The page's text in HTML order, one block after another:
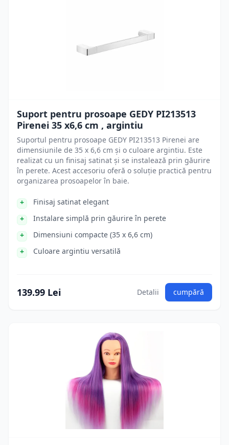
Suport pentru prosoape GEDY PI213513
Pirenei 35 x6,6 cm , argintiu
Suportul pentru prosoape GEDY PI213513 Pirenei are
dimensiunile de 35 x 6,6 cm și o culoare argintiu. Este
realizat cu un finisaj satinat și se instalează prin găurire
în perete. Acest accesoriu oferă o soluție practică pentru
organizarea prosoapelor în baie.
Finisaj satinat elegant
Instalare simplă prin găurire în perete
Dimensiuni compacte (35 x 6,6 cm)
Culoare argintiu versatilă
139.99 Lei Detalii cumpără